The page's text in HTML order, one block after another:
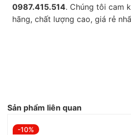
0987.415.514. Chúng tôi cam
hãng, chất lượng cao, giá rẻ
Sản phẩm liên quan
-10%